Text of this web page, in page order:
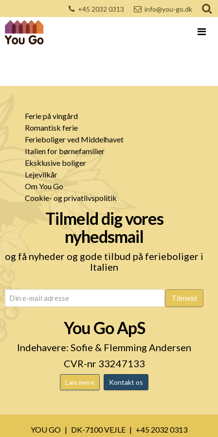
+45 2032 0313 info@you-go.dk
Ferie på vingård
Romantisk ferie
Ferieboliger ved Middelhavet
Italien for børnefamilier
Eksklusive boliger
Lejevilkår
Om You Go
Cookie- og privatlivspolitik
Tilmeld dig vores
nyhedsmail
og få nyheder og gode tilbud på ferieboliger i
Italien
email (Påkrævet) Tilmeld
You Go ApS
Indehavere: Sofie & Flemming Andersen
CVR-nr 33247133
Læs mere Kontakt os
YOU GO DK-7100 VEJLE
+45 2032 0313